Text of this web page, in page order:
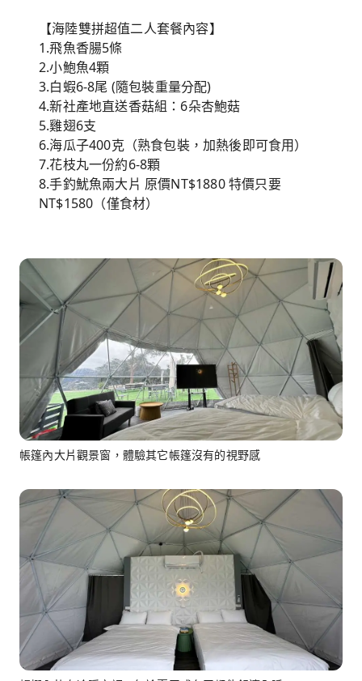
【海陸雙拼超值二人套餐內容】
1.飛魚香腸5條
2.小鮑魚4顆
3.白蝦6-8尾 (隨包裝重量分配)
4.新社產地直送香菇組：6朵杏鮑菇
5.雞翅6支
6.海瓜子400克（熟食包裝，加熱後即可食用）
7.花枝丸一份約6-8顆
8.手釣魷魚兩大片 原價NT$1880 特價只要
NT$1580（僅食材）
帳篷內大片觀景窗，體驗其它帳篷沒有的視野感